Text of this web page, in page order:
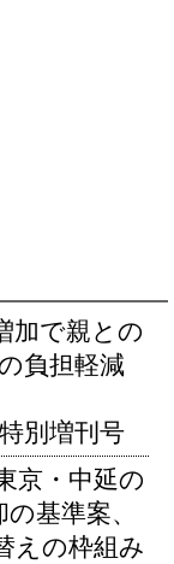
加で親との
負担軽減
特別増刊号
京・中延の
基準案、
えの枠組み